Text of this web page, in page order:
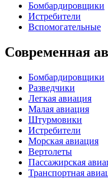
Бомбардировщики
Истребители
Вспомогательные
Современная
Бомбардировщики
Разведчики
Легкая авиация
Малая авиация
Штурмовики
Истребители
Морская авиация
Вертолеты
Пассажирская
Транспортная